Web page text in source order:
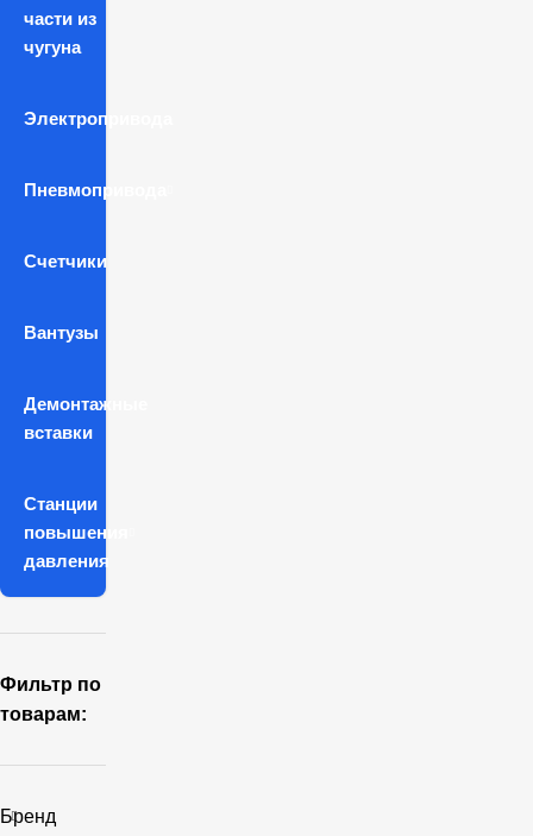
части из
чугуна
Электропривода
Пневмопривода
Счетчики
Вантузы
Демонтажные
вставки
Станции
повышения
давления
Фильтр по
товарам:
Бренд